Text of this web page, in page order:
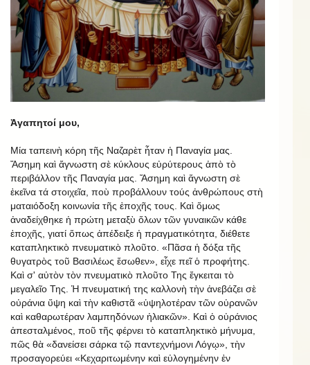
Ἀγαπητοί μου,
Μία ταπεινὴ κόρη τῆς Ναζαρὲτ ἦταν ἡ Παναγία μας.
Ἄσημη καὶ ἄγνωστη σὲ κύκλους εὐρύτερους ἀπὸ τὸ
περιβάλλον τῆς Παναγία μας. Ἄσημη καὶ ἄγνωστη σὲ
ἐκεῖνα τά στοιχεῖα, ποὺ προβάλλουν τούς ἀνθρώπους στὴ
ματαιόδοξη κοινωνία τῆς ἐποχῆς τους. Καὶ ὅμως
ἀναδείχθηκε ἡ πρώτη μεταξὺ ὅλων τῶν γυναικῶν κάθε
ἐποχῆς, γιατί ὅπως ἀπέδειξε ἡ πραγματικότητα, διέθετε
καταπληκτικὸ πνευματικὸ πλοῦτο. «Πᾶσα ἡ δόξα τῆς
θυγατρὸς τοῦ Βασιλέως ἔσωθεν», εἶχε πεῖ ὁ προφήτης.
Καὶ σ' αὐτὸν τὸν πνευματικὸ πλοῦτο Της ἔγκειται τὸ
μεγαλεῖο Της. Ἡ πνευματική της καλλονὴ τὴν ἀνεβάζει σὲ
οὐράνια ὕψη καὶ τὴν καθιστᾶ «ὑψηλοτέραν τῶν οὐρανῶν
καὶ καθαρωτέραν λαμπηδόνων ἡλιακῶν». Καὶ ὁ οὐράνιος
ἀπεσταλμένος, ποῦ τῆς φέρνει τὸ καταπληκτικὸ μήνυμα,
πῶς θὰ «δανείσει σάρκα τῷ παντεχνήμονι Λόγῳ», τὴν
προσαγορεύει «Κεχαριτωμένην καὶ εὐλογημένην ἐν